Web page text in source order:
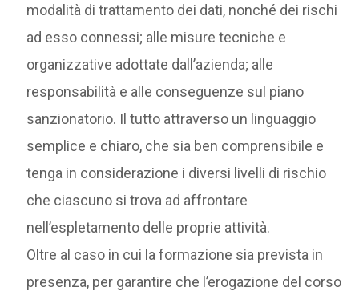
modalità di trattamento dei dati, nonché dei rischi
ad esso connessi; alle misure tecniche e
organizzative adottate dall’azienda; alle
responsabilità e alle conseguenze sul piano
sanzionatorio. Il tutto attraverso un linguaggio
semplice e chiaro, che sia ben comprensibile e
tenga in considerazione i diversi livelli di rischio
che ciascuno si trova ad affrontare
nell’espletamento delle proprie attività.
Oltre al caso in cui la formazione sia prevista in
presenza, per garantire che l’erogazione del corso